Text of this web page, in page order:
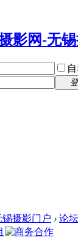
摄影门户 › 论坛